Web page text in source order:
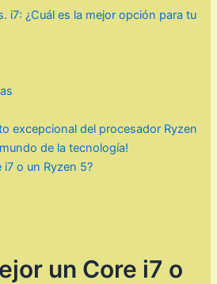
i7: ¿Cuál es la mejor opción para tu
excepcional del procesador Ryzen
de la tecnología!
i7 o un Ryzen 5?
un Core i7 o